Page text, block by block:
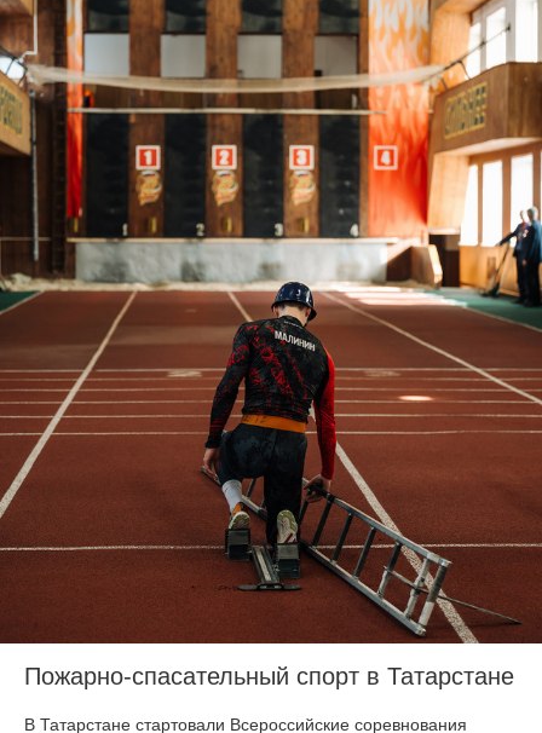
Пожарно-спасательный спорт в Татарстане
В Татарстане стартовали Всероссийские соревнования